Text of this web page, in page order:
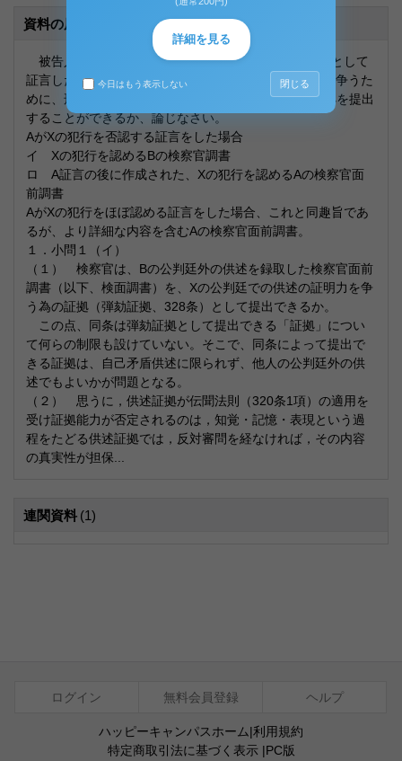
資料の原本内容
被告人Xに対する恐喝事件における公判で、Aが証人として
証言した。以下の場合において、このA証言の証明力を争うた
めに、刑事訴訟法第328条によって、検察官は次の証拠を提出
することができるか、論じなさい。
AがXの犯行を否認する証言をした場合
イ Xの犯行を認めるBの検察官調書
ロ A証言の後に作成された、Xの犯行を認めるAの検察官面
前調書
AがXの犯行をほぼ認める証言をした場合、これと同趣旨であ
るが、より詳細な内容を含むAの検察官面前調書。
１．小問１（イ）
（１） 検察官は、Bの公判廷外の供述を録取した検察官面前
調書（以下、検面調書）を、Xの公判廷での供述の証明力を争
う為の証拠（弾劾証拠、328条）として提出できるか。
この点、同条は弾劾証拠として提出できる「証拠」につい
て何らの制限も設けていない。そこで、同条によって提出で
きる証拠は、自己矛盾供述に限られず、他人の公判廷外の供
述でもよいかが問題となる。
（２） 思うに，供述証拠が伝聞法則（320条1項）の適用を
受け証拠能力が否定されるのは，知覚・記憶・表現という過
程をたどる供述証拠では，反対審問を経なければ，その内容
の真実性が担保...
連関資料 (1)
ログイン 無料会員登録 ヘルプ
ハッピーキャンパスホーム|利用規約
特定商取引法に基づく表示|PC版
詳細を見る
今日はもう表示しない 閉じる